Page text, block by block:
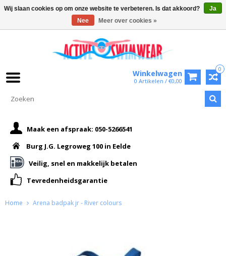
0
Winkelwagen
0 Artikelen / €0,00
Maak een afspraak: 050-5266541
Burg J.G. Legroweg 100 in Eelde
Veilig, snel en makkelijk betalen
Tevredenheidsgarantie
Home Arena badpak jr - River colours
Wij slaan cookies op om onze website te verbeteren. Is dat akkoord?
Ja
Nee
Meer over cookies »